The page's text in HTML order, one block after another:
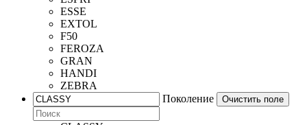
ESSE
EXTOL
F50
FEROZA
GRAN
HANDI
ZEBRA
Поколение
Очистить поле